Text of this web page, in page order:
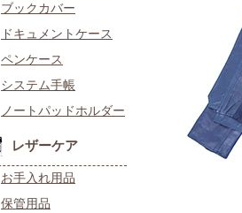
ブックカバー
ドキュメントケース
ペンケース
システム手帳
ノートパッドホルダー
レザーケア
お手入れ用品
保管用品